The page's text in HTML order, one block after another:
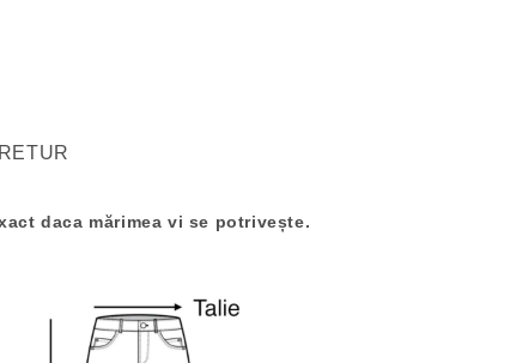
daca mărimea vi se potrivește.